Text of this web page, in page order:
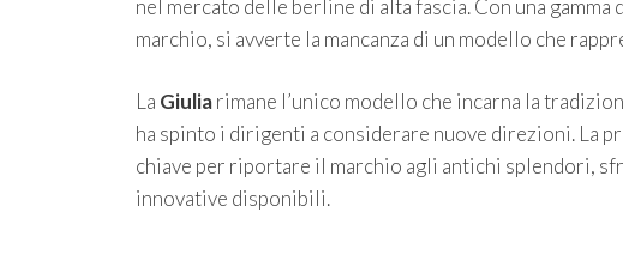
nel mercato delle berline di alta fascia. Con una
marchio, si avverte la mancanza di un modello che
La Giuliarimane l’unico modello che incarna la
ha spinto i dirigenti a considerare nuove direzioni. La
chiave per riportare il marchio agli antichi splendori,
innovative disponibili.